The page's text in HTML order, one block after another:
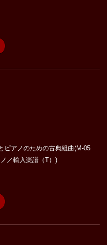
アノのための古典組曲(M-05
／輸入楽譜（T）)